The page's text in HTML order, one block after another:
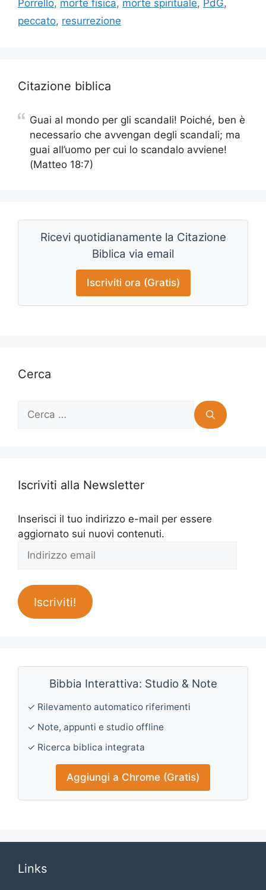
Porrello, morte fisica, morte spirituale, PdG,
peccato, resurrezione
Citazione biblica
Guai al mondo per gli scandali! Poiché, ben è
necessario che avvengan degli scandali; ma
guai all’uomo per cui lo scandalo avviene!
(Matteo 18:7)
Ricevi quotidianamente la Citazione
Biblica via email
Iscriviti ora (Gratis)
Cerca
Ricerca
Iscriviti alla Newsletter
Inserisci il tuo indirizzo e-mail per essere
aggiornato sui nuovi contenuti.
Indirizzo
Iscriviti!
Bibbia Interattiva: Studio & Note
✓ Rilevamento automatico riferimenti
✓ Note, appunti e studio offline
✓ Ricerca biblica integrata
Aggiungi a Chrome (Gratis)
Links